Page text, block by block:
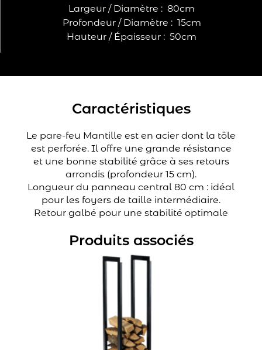
Largeur / Diamètre : 80cm
Profondeur / Diamètre : 15cm
Hauteur / Épaisseur : 50cm
Caractéristiques
Le pare-feu Mantille est en acier dont la tôle
est perforée. Il offre une grande résistance
et une bonne stabilité grâce à ses retours
arrondis (profondeur 15 cm).
Longueur du panneau central 80 cm : idéal
pour les foyers de taille intermédiaire.
Retour galbé pour une stabilité optimale
Produits associés